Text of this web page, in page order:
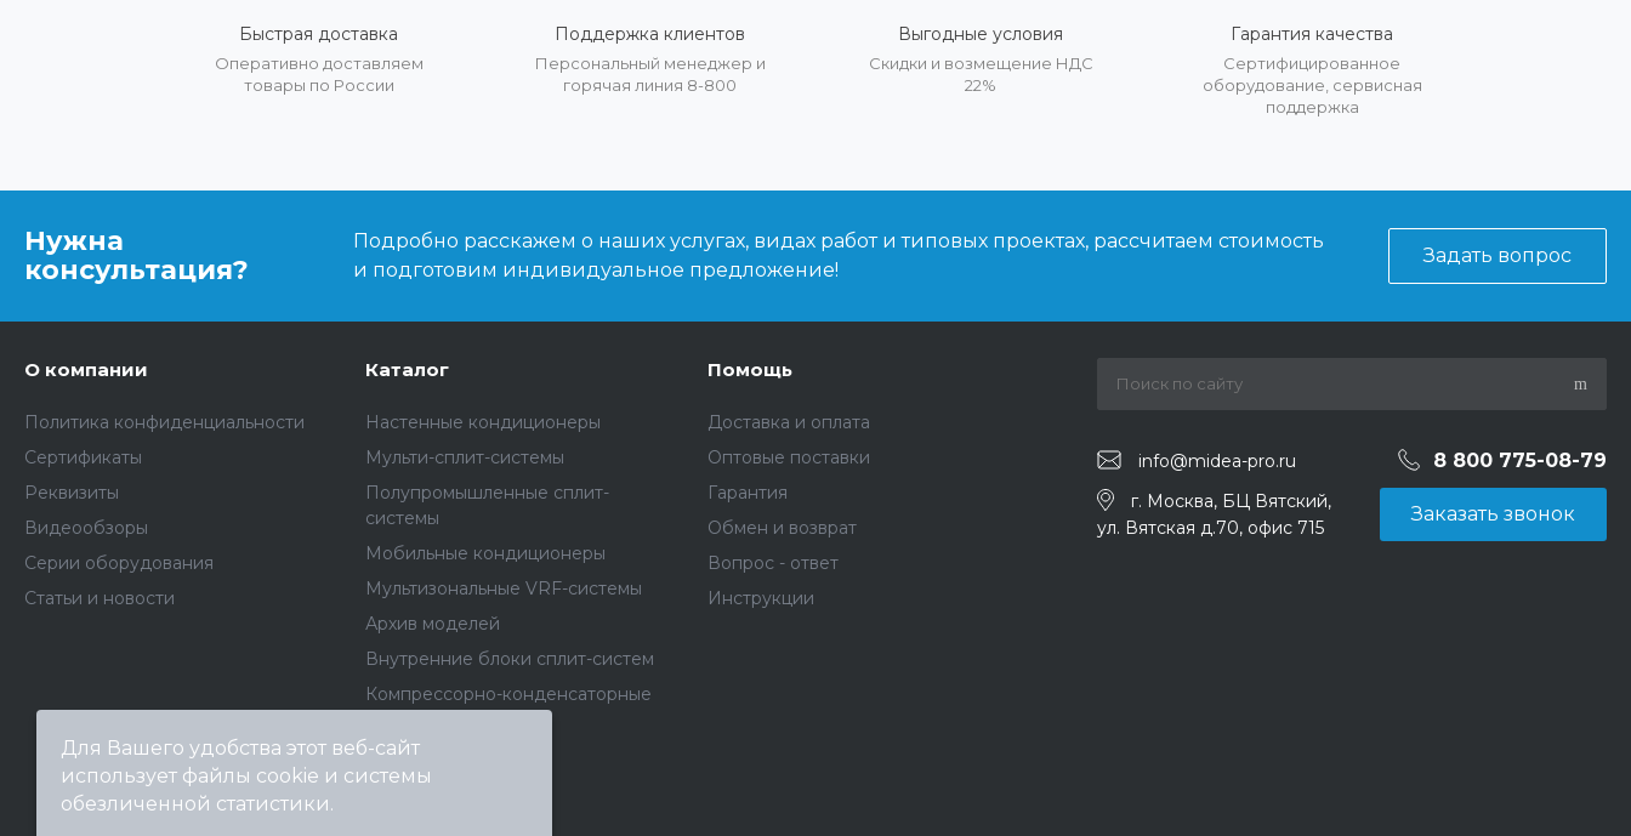
Быстрая доставка
Оперативно доставляем
товары по России
Поддержка клиентов
Персональный менеджер и
горячая линия 8-800
Выгодные условия
Скидки и возмещение НДС
22%
Гарантия качества
Сертифицированное
оборудование, сервисная
поддержка
Нужна
консультация?
Подробно расскажем о наших услугах, видах работ и типовых проектах, рассчитаем стоимость
и подготовим индивидуальное предложение!
Задать вопрос
О компании
Политика конфиденциальности
Сертификаты
Реквизиты
Видеообзоры
Серии оборудования
Статьи и новости
Каталог
Настенные кондиционеры
Мульти-сплит-системы
Полупромышленные сплит-
системы
Мобильные кондиционеры
Мультизональные VRF-системы
Архив моделей
Внутренние блоки сплит-систем
Компрессорно-конденсаторные
Фанкойлы
Чиллеры
Помощь
Доставка и оплата
Оптовые поставки
Гарантия
Обмен и возврат
Вопрос - ответ
Инструкции
info@midea-pro.ru 8 800 775-08-79
г. Москва, БЦ Вятский,
ул. Вятская д.70, офис 715
Заказать звонок
Для Вашего удобства этот веб-сайт
использует файлы cookie и системы
обезличенной статистики.